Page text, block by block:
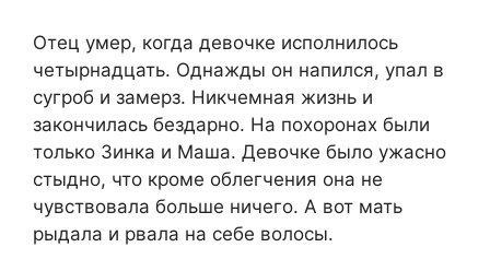
Отец умер, когда девочке исполнилось
четырнадцать. Однажды он напился, упал в
сугроб и замерз. Никчемная жизнь и
закончилась бездарно. На похоронах были
только Зинка и Маша. Девочке было ужасно
стыдно, что кроме облегчения она не
чувствовала больше ничего. А вот мать
рыдала и рвала на себе волосы.